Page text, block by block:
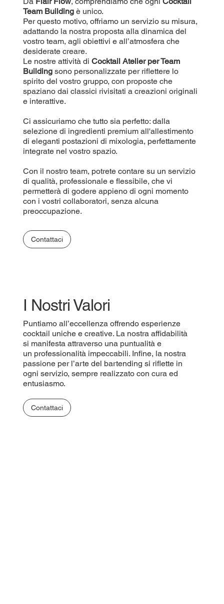
Team Buildingè unico.
Per questo motivo, offriamo un servizio su misura,
adattando la nostra proposta alla dinamica del
vostro team, agli obiettivi e all’atmosfera che
desiderate creare.
Le nostre attività di Cocktail Atelier per Team
Buildingsono personalizzate per riflettere lo
spirito del vostro gruppo, con proposte che
spaziano dai classici rivisitati a creazioni originali
e interattive.
Ci assicuriamo che tutto sia perfetto: dalla
selezione di ingredienti premium all'allestimento
di eleganti postazioni di mixologia, perfettamente
integrate nel vostro spazio.
Con il nostro team, potrete contare su un servizio
di qualità, professionale e flessibile, che vi
permetterà di godere appieno di ogni momento
con i vostri collaboratori, senza alcuna
preoccupazione.
Contattaci
I Nostri Valori
Puntiamo all’eccellenza offrendo esperienze
cocktail uniche e creative. La nostra affidabilità
si manifesta attraverso una puntualità e
un professionalità impeccabili. Infine, la nostra
passione per l’arte del bartending si riflette in
ogni servizio, sempre realizzato con cura ed
entusiasmo.
Contattaci